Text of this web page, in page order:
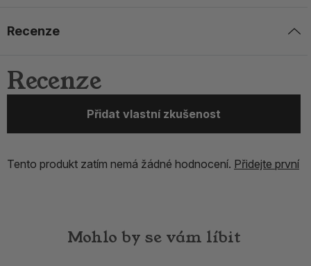
Recenze
Recenze
Přidat vlastní zkušenost
Tento produkt zatím nemá žádné hodnocení. Přidejte první
Mohlo by se vám líbit